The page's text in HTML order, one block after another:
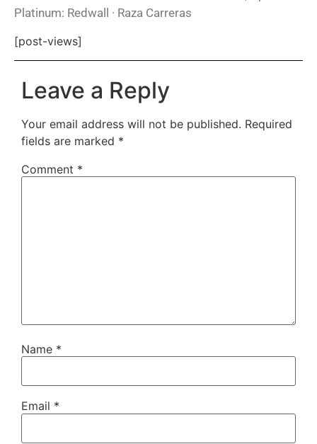
Platinum: Redwall · Raza Carreras
[post-views]
Leave a Reply
Your email address will not be published. Required
fields are marked *
Comment *
Name *
Email *